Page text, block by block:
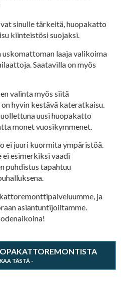
sinulle tärkeitä, huopakatto
kiinteistösi suojaksi.
uskomattoman laaja valikoima
Saatavilla on myös
valinta myös siitä
hyvin kestävä kateratkaisu.
uusi huopakatto
monet vuosikymmenet.
ei juuri kuormita ympäristöä.
ei esimerkiksi vaadi
puhdistus tapahtuu
ja
asiantuntijoiltamme.